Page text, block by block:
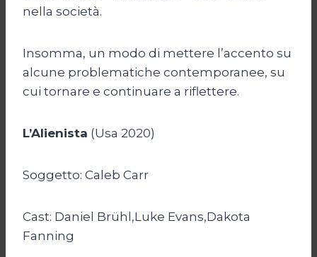
nella società.
Insomma, un modo di mettere l’accento su
alcune problematiche contemporanee, su
cui tornare e continuare a riflettere.
L’Alienista (Usa 2020)
Soggetto: Caleb Carr
Cast: Daniel Brühl,Luke Evans,Dakota
Fanning